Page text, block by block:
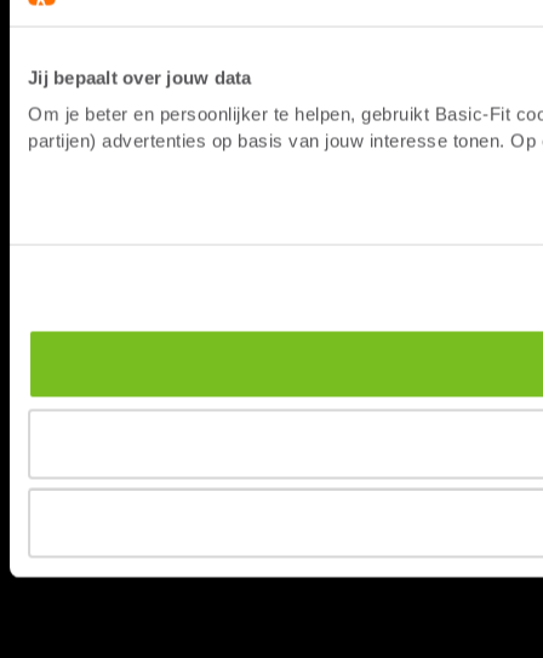
Jij bepaalt over jouw data
Om je beter en persoonlijker te helpen, gebruikt Basic-Fit
partijen) advertenties op basis van jouw interesse tonen.